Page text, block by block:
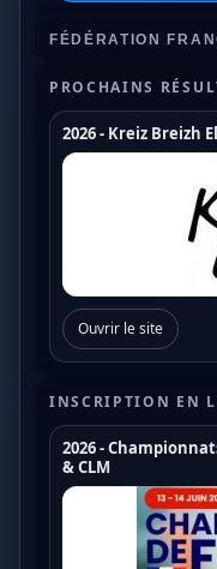
FÉDÉRATION
Championnats de
Coupe de France
Coupe de France N1
Coupe de France N2
Coupe de France N3
Coupe de France
Coupe de France
Trophée de France
PROCHAINS
2026 - Kreiz Breizh
Ouvrir le site
INSCRIPTION EN
2026 -
& CLM